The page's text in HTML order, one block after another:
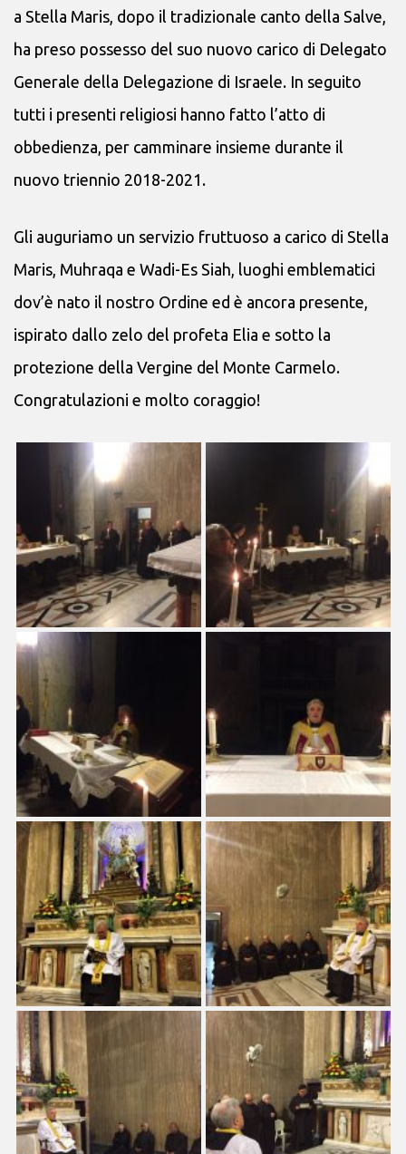
a Stella Maris, dopo il tradizionale canto della Salve,
ha preso possesso del suo nuovo carico di Delegato
Generale della Delegazione di Israele. In seguito
tutti i presenti religiosi hanno fatto l’atto di
obbedienza, per camminare insieme durante il
nuovo triennio 2018-2021.
Gli auguriamo un servizio fruttuoso a carico di Stella
Maris, Muhraqa e Wadi-Es Siah, luoghi emblematici
dov’è nato il nostro Ordine ed è ancora presente,
ispirato dallo zelo del profeta Elia e sotto la
protezione della Vergine del Monte Carmelo.
Congratulazioni e molto coraggio!